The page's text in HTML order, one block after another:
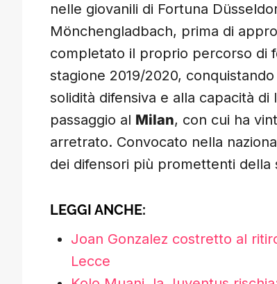
nelle giovanili di Fortuna
Mönchengladbach, prima di
completato il proprio percorso di
stagione 2019/2020,
solidità difensiva e alla capacità
passaggio al Milan, con cui ha
arretrato. Convocato nella
dei difensori più promettenti della
LEGGI ANCHE:
Joan Gonzalez costretto al
Lecce